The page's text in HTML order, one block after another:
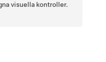
visuella kontroller.